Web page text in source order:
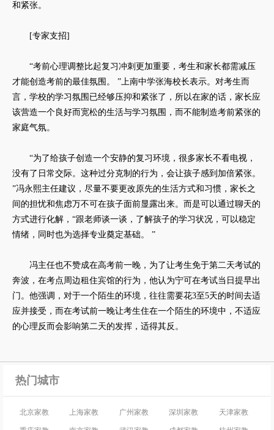
和紧张。
[专家支招]
“考前心理调整比起复习冲刺更加重要，考生和家长都需减压
才能创造考前的最佳氛围。 ”上南中学张海校长表示。对考生而
言，学校的学习氛围已经够压抑和紧张了，所以在家的话，家长应
该营造一个良好而宽松的生活与学习氛围，而不能制造考前紧张的
家庭气氛。
“为了给孩子创造一个安静的复习环境，很多家长不看电视，
没有了日常交际。这种过分克制的行为，会让孩子感到加倍紧张。
”冯永熙主任建议，尽量不要更改原先的生活方式和习惯，家长之
间的担忧和焦虑万不可在孩子面前显露出来。而是可以通过聊天的
方式进行化解，“跟老师谈一谈，了解孩子的学习状况，可以稳定
情绪，同时也为选择专业奠定基础。 ”
冯主任也不赞成在高考前一晚，为了让考生免于第二天考试的
奔波，在考点周边租住宾馆的行为，他认为宁可在考试当日提早出
门。他强调，对于一个陌生的环境，往往需要花3至5天的时间去适
应并接受，而在考试前一晚让考生住在一个陌生的环境中，不适应
的心理反而会影响第二天的发挥，适得其反。
热门城市
北京家教 上海家教 广州家教 深圳家教 天津家教